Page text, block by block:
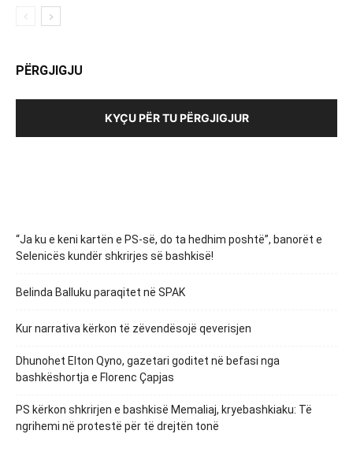
PËRGJIGJU
KYÇU PËR TU PËRGJIGJUR
“Ja ku e keni kartën e PS-së, do ta hedhim poshtë”, banorët e
Selenicës kundër shkrirjes së bashkisë!
Belinda Balluku paraqitet në SPAK
Kur narrativa kërkon të zëvendësojë qeverisjen
Dhunohet Elton Qyno, gazetari goditet në befasi nga
bashkëshortja e Florenc Çapjas
PS kërkon shkrirjen e bashkisë Memaliaj, kryebashkiaku: Të
ngrihemi në protestë për të drejtën tonë